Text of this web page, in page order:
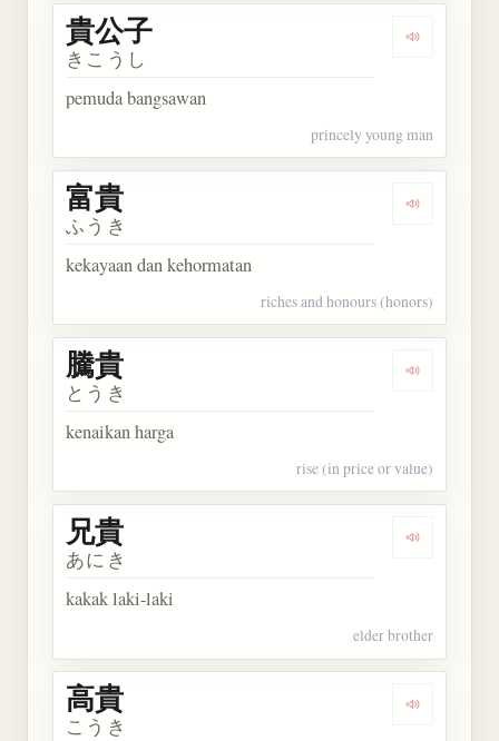
Dengarkan
貴公子
きこうし
pemuda bangsawan
princely young man
Dengarkan
富貴
ふうき
kekayaan dan kehormatan
riches and honours (honors)
Dengarkan
騰貴
とうき
kenaikan harga
rise (in price or value)
Dengarkan
兄貴
あにき
kakak laki-laki
elder brother
Dengarkan
高貴
こうき